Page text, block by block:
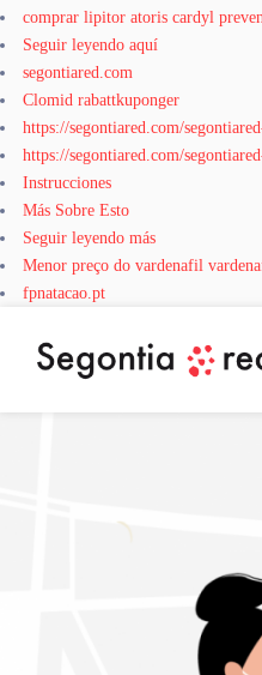
comprar lipitor atoris cardyl
Seguir leyendo aquí
segontiared.com
Clomid rabattkuponger
https://segontiared.com/
https://segontiared.com/
Instrucciones
Más Sobre Esto
Seguir leyendo más
Menor preço do vardenafil
fpnatacao.pt